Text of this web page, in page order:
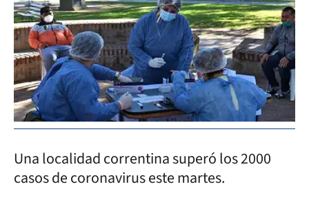
Una localidad correntina superó los 2000
casos de coronavirus este martes.